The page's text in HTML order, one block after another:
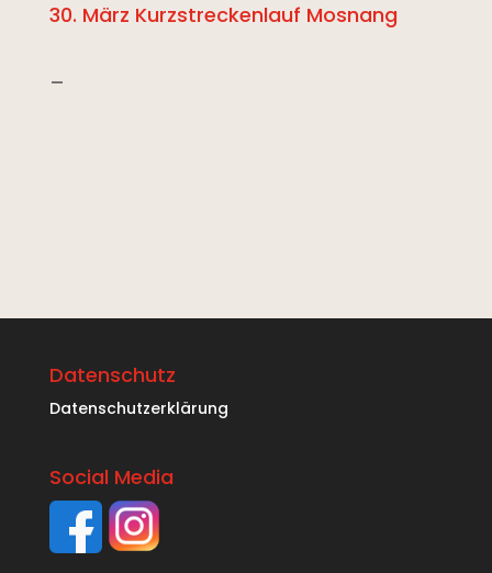
30. März Kurzstreckenlauf Mosnang
–
Datenschutz
Datenschutzerklärung
Social Media